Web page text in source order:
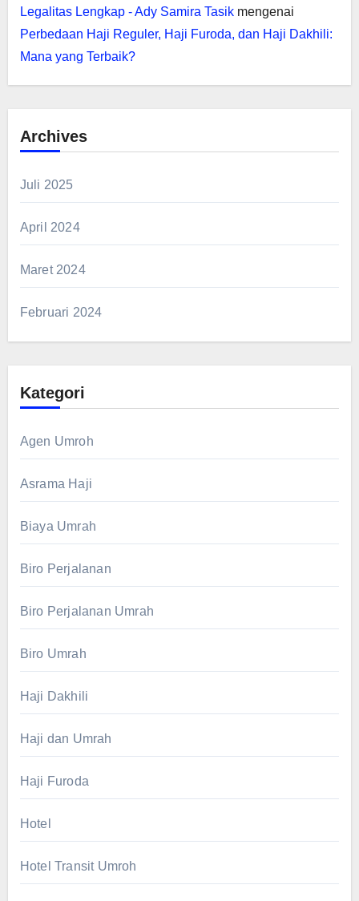
Legalitas Lengkap - Ady Samira Tasikmengenai
Perbedaan Haji Reguler, Haji Furoda, dan Haji Dakhili:
Mana yang Terbaik?
Archives
Juli 2025
April 2024
Maret 2024
Februari 2024
Kategori
Agen Umroh
Asrama Haji
Biaya Umrah
Biro Perjalanan
Biro Perjalanan Umrah
Biro Umrah
Haji Dakhili
Haji dan Umrah
Haji Furoda
Hotel
Hotel Transit Umroh